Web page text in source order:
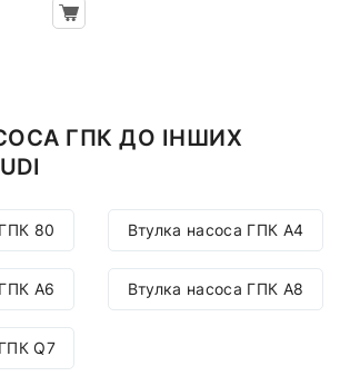
ГПК ДО ІНШИХ
80 Втулка насоса ГПК A4
A6 Втулка насоса ГПК A8
Q7